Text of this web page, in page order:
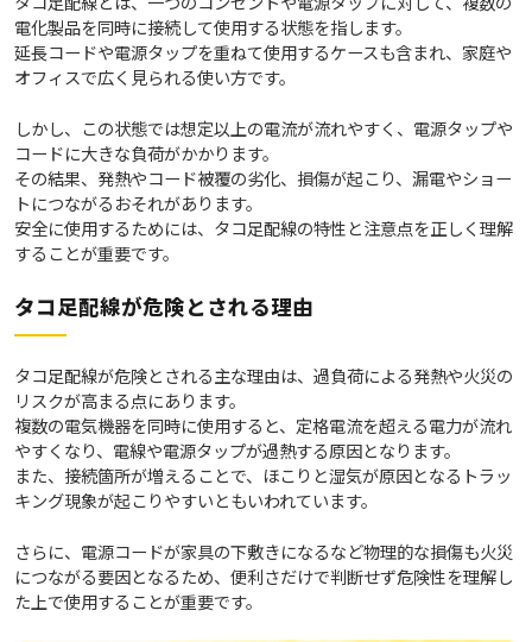
電化製品を同時に接続して使用する状態を指します。
延長コードや電源タップを重ねて使用するケースも含まれ、家庭や
オフィスで広く見られる使い方です。
しかし、この状態では想定以上の電流が流れやすく、電源タップや
コードに大きな負荷がかかります。
その結果、発熱やコード被覆の劣化、損傷が起こり、漏電やショー
トにつながるおそれがあります。
安全に使用するためには、タコ足配線の特性と注意点を正しく理解
することが重要です。
タコ足配線が危険とされる理由
タコ足配線が危険とされる主な理由は、過負荷による発熱や火災の
リスクが高まる点にあります。
複数の電気機器を同時に使用すると、定格電流を超える電力が流れ
やすくなり、電線や電源タップが過熱する原因となります。
また、接続箇所が増えることで、ほこりと湿気が原因となるトラッ
キング現象が起こりやすいともいわれています。
さらに、電源コードが家具の下敷きになるなど物理的な損傷も火災
につながる要因となるため、便利さだけで判断せず危険性を理解し
た上で使用することが重要です。